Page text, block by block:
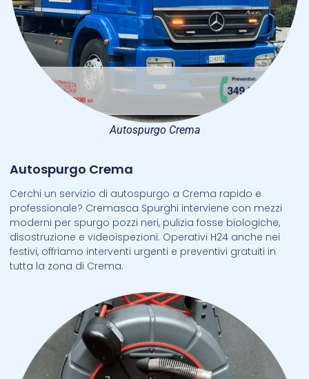
Autospurgo Crema
Autospurgo Crema
Cerchi un servizio di autospurgo a Crema rapido e
professionale? Cremasca Spurghi interviene con mezzi
moderni per spurgo pozzi neri, pulizia fosse biologiche,
disostruzione e videoispezioni. Operativi H24 anche nei
festivi, offriamo interventi urgenti e preventivi gratuiti in
tutta la zona di Crema.